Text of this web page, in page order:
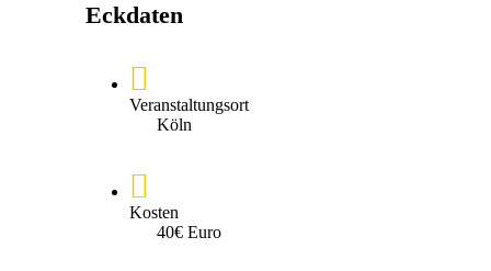
Eckdaten
Veranstaltungsort
Köln
Kosten
40€ Euro